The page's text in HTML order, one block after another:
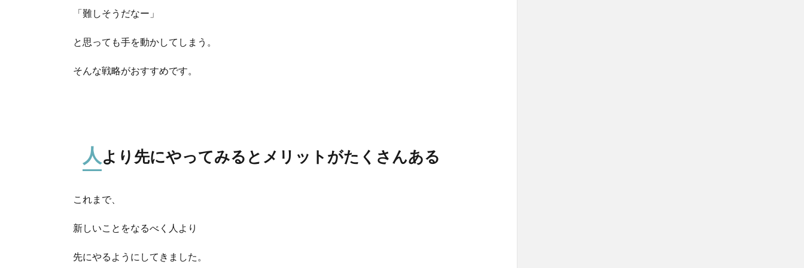
「難しそうだなー」
と思っても手を動かしてしまう。
そんな戦略がおすすめです。
人より先にやってみるとメリットがたくさんある
これまで、
新しいことをなるべく人より
先にやるようにしてきました。